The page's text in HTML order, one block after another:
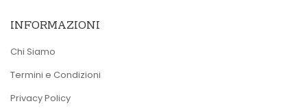
INFORMAZIONI
Chi Siamo
Termini e Condizioni
Privacy Policy